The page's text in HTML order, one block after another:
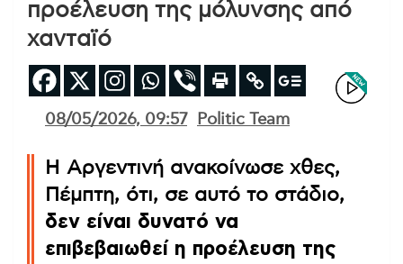
προέλευση της μόλυνσης από
χανταϊό
08/05/2026, 09:57 Politic Team
Η Αργεντινή ανακοίνωσε χθες,
Πέμπτη, ότι, σε αυτό το στάδιο,
δεν είναι δυνατό να
επιβεβαιωθεί η προέλευση της